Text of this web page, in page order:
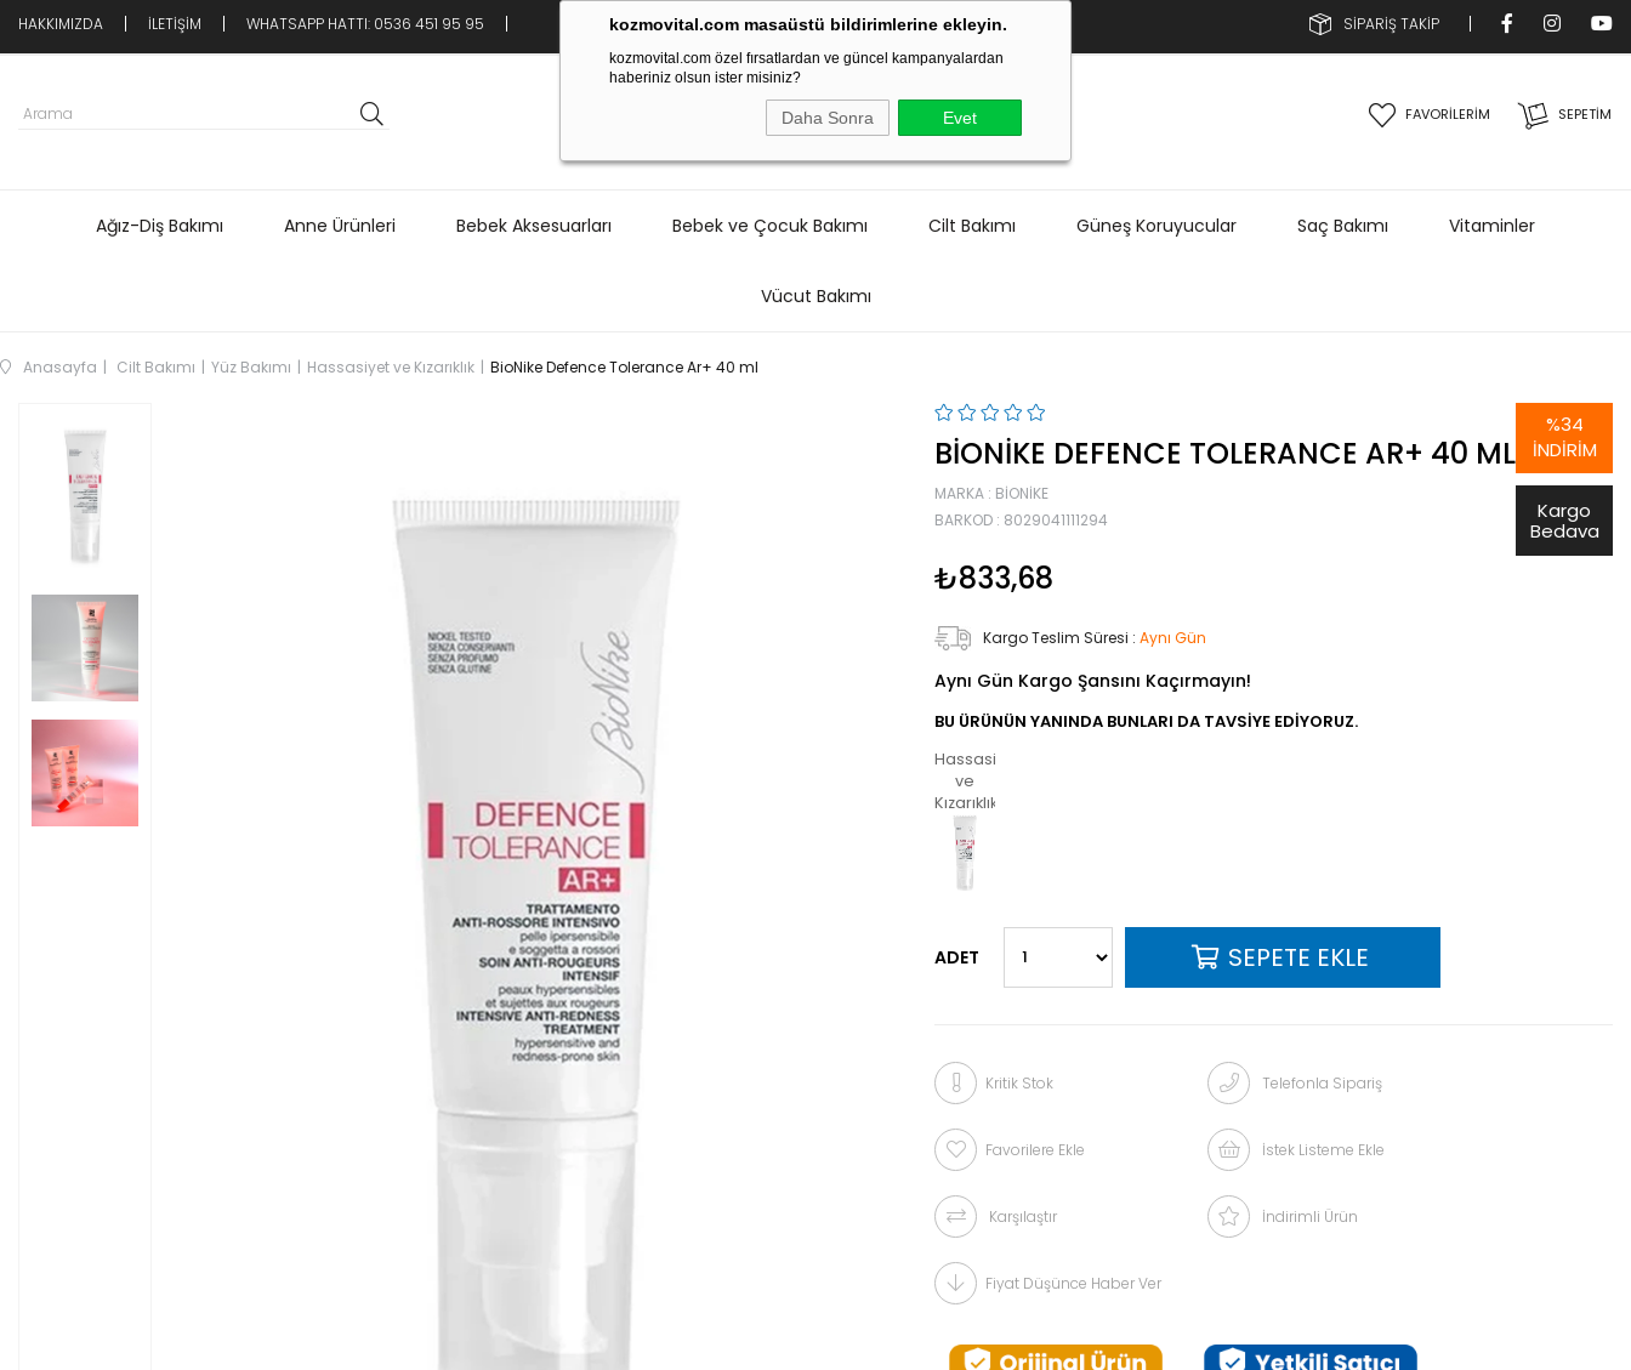
kozmovital.com masaüstü bildirimlerine ekleyin.
kozmovital.com özel fırsatlardan ve güncel kampanyalardan
haberiniz olsun ister misiniz?
Daha Sonra Evet
HAKKIMIZDA İLETİŞİM WHATSAPP HATTI: 0536 451 95 95 SİPARİŞ TAKİP
SEPETIM
FAVORİLERİM
Ağız-Diş Bakımı Anne Ürünleri Bebek Aksesuarları Bebek ve Çocuk Bakımı Cilt Bakımı Güneş Koruyucular Saç Bakımı Vitaminler
Vücut Bakımı
Anasayfa Cilt Bakımı Yüz Bakımı Hassasiyet ve Kızarıklık BioNike Defence Tolerance Ar+ 40 ml
BIONIKE DEFENCE TOLERANCE AR+ 40 ML
MARKA : BIONIKE
BARKOD : 8029041111294
₺833,68
Kargo Teslim Süresi : Aynı Gün
Aynı Gün Kargo Şansını Kaçırmayın!
BU ÜRÜNÜN YANINDA BUNLARI DA TAVSIYE EDIYORUZ.
Hassasiyet
ve
Kızarıklık
%34
İNDIRIM
Kargo
Bedava
ADET
Kritik Stok Telefonla Sipariş
Favorilere Ekle İstek Listeme Ekle
Karşılaştır İndirimli Ürün
Fiyat Düşünce Haber Ver